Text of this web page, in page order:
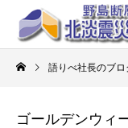
語りべ社長のブロ
ゴールデンウィ